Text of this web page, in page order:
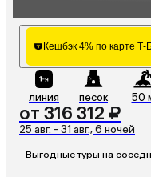
Кешбэк 4% по карте Т-
линия песок 50
от 316 312 ₽
25 авг. - 31 авг., 6 ночей
Выгодные туры на